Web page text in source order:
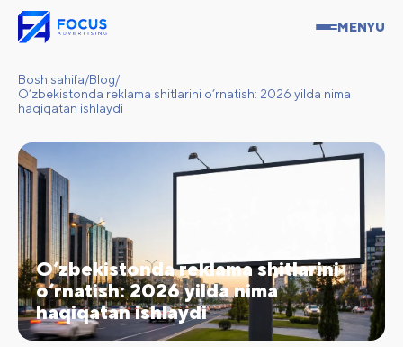
MENYU
Bosh sahifa/Blog/
O‘zbekistonda reklama shitlarini o‘rnatish: 2026 yilda nima
haqiqatan ishlaydi
O‘zbekistonda reklama shitlarini
o‘rnatish: 2026 yilda nima
haqiqatan ishlaydi